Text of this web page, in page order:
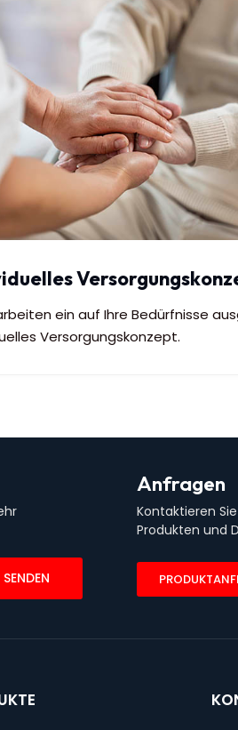
ein auf Ihre Bedürfnisse
Versorgungskonzept.
SENDEN
Anfragen
Kontaktieren
Produkten und